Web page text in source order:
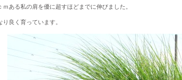
ｍある私の肩を優に超すほどまでに伸びました。
良く育っています。